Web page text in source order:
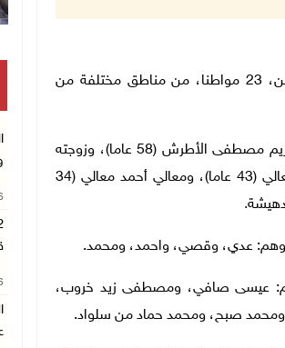
اعتقلت قوات الاحتلال الإسرائيلي، اليوم الاثنين، 23 مواطنا، من مناطق مختلفة من
ففي بيت لحم، اعتقلت قوات الاحتلال ستة مواطنين، بينهم سيدة، وهم: كريم مصطفى الأطرش (58 عاما)، وزوجته
عايدة محمد الأطرش (55 عاما)، ونجلهما محمد (29 عاما)، وعمران عيسى معالي (43 عاما)، ومعالي أحمد معالي (34
.
وهم: عدي، وقصي، واحمد، ومحمد.
وهم: عيسى صافي، ومصطفى زيد خروب،
صبح، ومحمد حماد من سلواد.